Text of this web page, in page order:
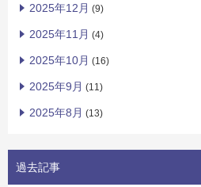
2025年12月 (9)
2025年11月 (4)
2025年10月 (16)
2025年9月 (11)
2025年8月 (13)
過去記事